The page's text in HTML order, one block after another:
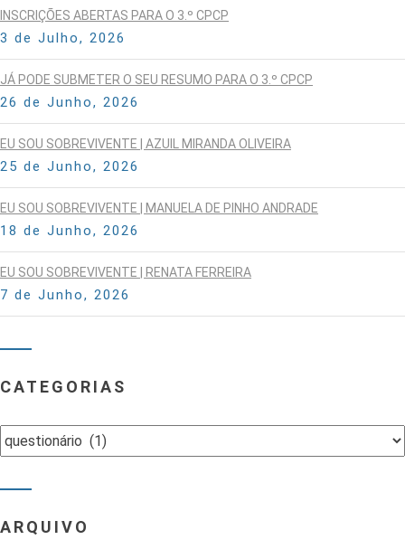
INSCRIÇÕES ABERTAS PARA O 3.º CPCP
3 de Julho, 2026
JÁ PODE SUBMETER O SEU RESUMO PARA O 3.º CPCP
26 de Junho, 2026
EU SOU SOBREVIVENTE | AZUIL MIRANDA OLIVEIRA
25 de Junho, 2026
EU SOU SOBREVIVENTE | MANUELA DE PINHO ANDRADE
18 de Junho, 2026
EU SOU SOBREVIVENTE | RENATA FERREIRA
7 de Junho, 2026
CATEGORIAS
Categorias
ARQUIVO